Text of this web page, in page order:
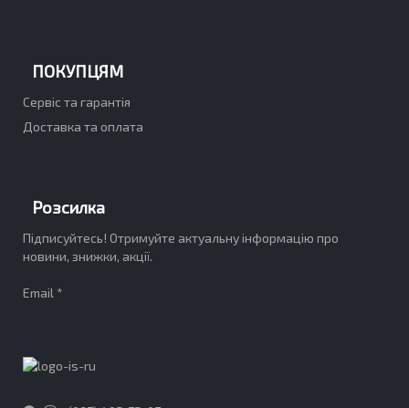
ПОКУПЦЯМ
Сервіс та гарантія
Доставка та оплата
Розсилка
Підписуйтесь! Отримуйте актуальну інформацію про
новини, знижки, акції.
Email *